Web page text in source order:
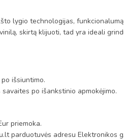
lygio technologijas,
skirtą klijuoti, tad yra ideali
išsiuntimo.
po išankstinio apmokėjimo.
priemoka.
parduotuvės adresu Elektronikos